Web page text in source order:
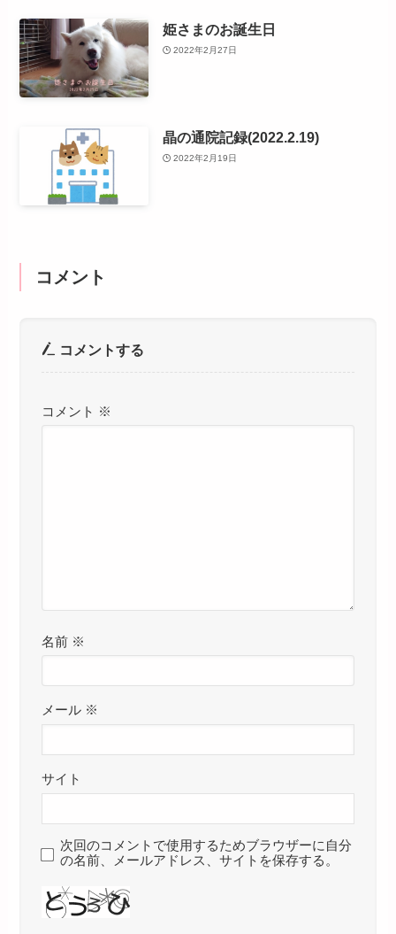
姫さまのお誕生日
2022年2月27日
晶の通院記録(2022.2.19)
2022年2月19日
コメント
コメントする
コメント ※
名前 ※
メール ※
サイト
次回のコメントで使用するためブラウザーに自分
の名前、メールアドレス、サイトを保存する。